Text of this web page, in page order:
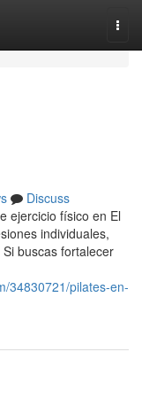
Discuss
ejercicio físico en El
individuales,
buscas fortalecer
34830721/pilates-en-